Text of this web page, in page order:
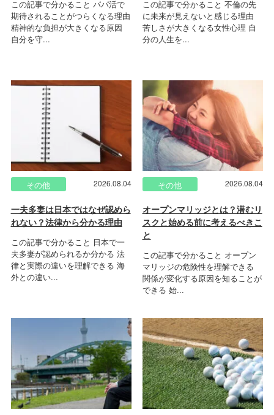
この記事で分かること パパ活で
期待されることがつらくなる理由
精神的な負担が大きくなる原因
自分を守...
この記事で分かること 不倫の先
に未来が見えないと感じる理由
苦しさが大きくなる女性心理 自
分の人生を...
その他 2026.08.04
一夫多妻は日本ではなぜ認めら
れない？法律から分かる理由
この記事で分かること 日本で一
夫多妻が認められるか分かる 法
律と実際の違いを理解できる 海
外との違い...
その他 2026.08.04
オープンマリッジとは？潜むリ
スクと始める前に考えるべきこ
と
この記事で分かること オープン
マリッジの危険性を理解できる
関係が変化する原因を知ることが
できる 始...